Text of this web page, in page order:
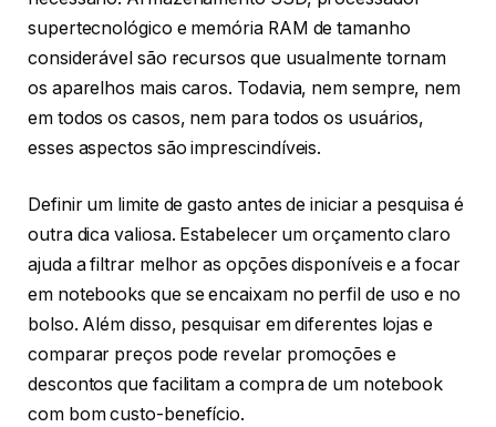
supertecnológico e memória RAM de tamanho
considerável são recursos que usualmente tornam
os aparelhos mais caros. Todavia, nem sempre, nem
em todos os casos, nem para todos os usuários,
esses aspectos são imprescindíveis.
Definir um limite de gasto antes de iniciar a pesquisa é
outra dica valiosa. Estabelecer um orçamento claro
ajuda a filtrar melhor as opções disponíveis e a focar
em notebooks que se encaixam no perfil de uso e no
bolso. Além disso, pesquisar em diferentes lojas e
comparar preços pode revelar promoções e
descontos que facilitam a compra de um notebook
com bom custo-benefício.